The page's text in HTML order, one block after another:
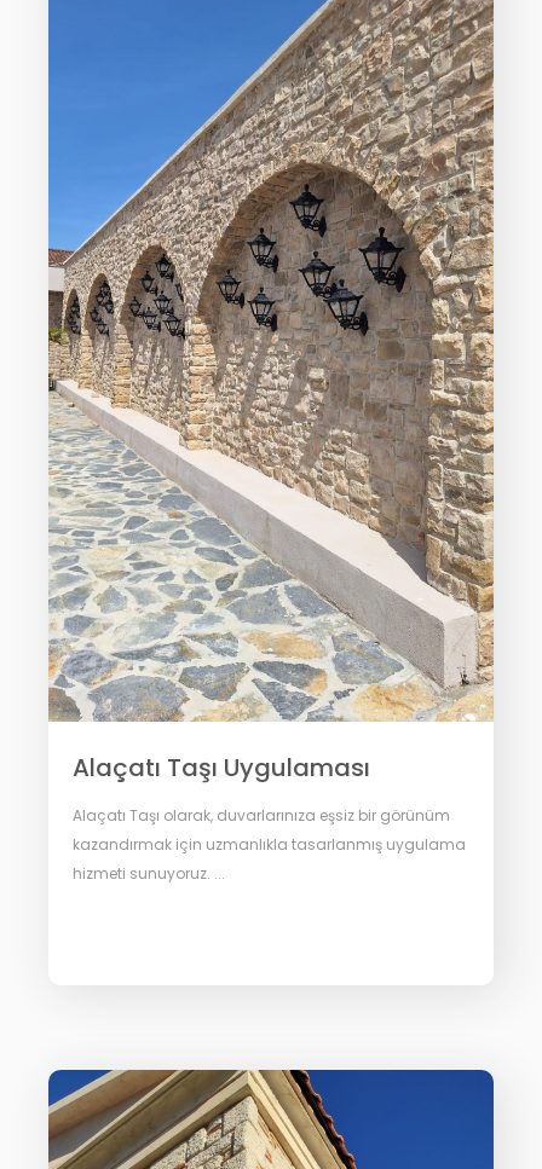
Alaçatı Taşı Uygulaması
Alaçatı Taşı olarak, duvarlarınıza eşsiz bir görünüm
kazandırmak için uzmanlıkla tasarlanmış uygulama
hizmeti sunuyoruz. ...